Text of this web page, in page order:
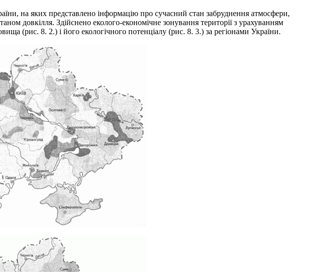
на яких представлено інформацію про сучасний стан забруднення атмосфери,
довкілля. Здійснено еколого-економічне зонування території з урахуванням
(рис. 8. 2.) і його екологічного потенціалу (рис. 8. 3.) за регіонами України.